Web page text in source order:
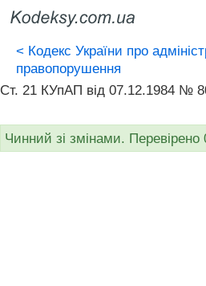
< Кодекс України про
правопорушення
Ст. 21 КУпАП вiд 07.12.1984 №
Чинний зі змінами. Перевірено